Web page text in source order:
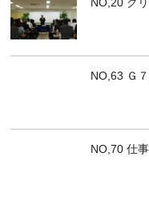
NO,63 Ｇ
NO,70 仕